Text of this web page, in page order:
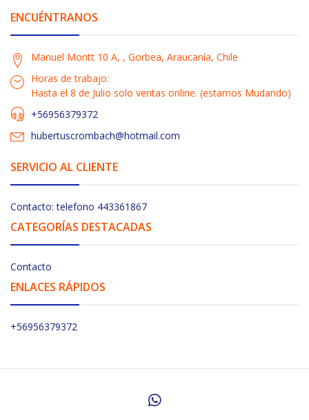
ENCUÉNTRANOS
Manuel Montt 10 A, , Gorbea, Araucanía, Chile
Horas de trabajo:
Hasta el 8 de Julio solo ventas online. (estamos Mudando)
+56956379372
hubertuscrombach@hotmail.com
SERVICIO AL CLIENTE
Contacto: telefono 443361867
CATEGORÍAS DESTACADAS
Contacto
ENLACES RÁPIDOS
+56956379372